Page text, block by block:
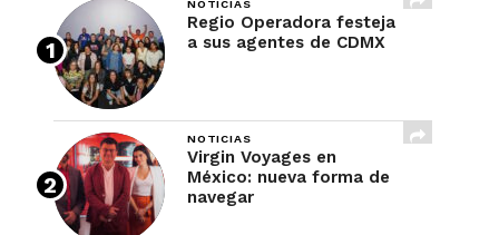
NOTICIAS
Regio Operadora festeja
a sus agentes de CDMX
NOTICIAS
Virgin Voyages en
México: nueva forma de
navegar